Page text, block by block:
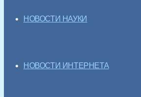
НОВОСТИ НАУКИ
НОВОСТИ ИНТЕРНЕТА